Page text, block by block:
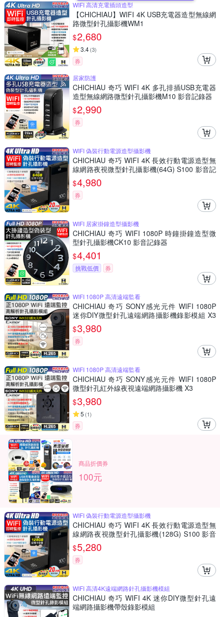
WIFI 高清充電插頭造型
【CHICHIAU】WIFI 4K USB充電器造型無線網
路微型針孔攝影機WM1
$2,680
3.4(3)
券
居家防護
CHICHIAU 奇巧 WIFI 4K 多孔排插USB充電器
造型無線網路微型針孔攝影機M10 影音記錄器
$2,990
券
WIFI 偽裝行動電源造型攝影機
CHICHIAU 奇巧 WIFI 4K 長效行動電源造型無
線網路夜視微型針孔攝影機(64G) S100 影音記
錄器
$4,980
券
WIFI 居家掛鐘造型攝影機
CHICHIAU 奇巧 WIFI 1080P 時鐘掛鐘造型微
型針孔攝影機CK10 影音記錄器
$4,401
挑戰低價 券
WIFI 1080P 高清遠端監看
CHICHIAU 奇巧 SONY感光元件 WIFI 1080P
迷你DIY微型針孔遠端網路攝影機錄影模組 X3
M
$3,980
券
WIFI 1080P 高清遠端監看
CHICHIAU 奇巧 SONY感光元件 WIFI 1080P
微型針孔紅外線夜視遠端網路攝影機 X3
$3,980
5 (1)
券
商品折價券
100元
WIFI 偽裝行動電源造型攝影機
CHICHIAU 奇巧 WIFI 4K 長效行動電源造型無
線網路夜視微型針孔攝影機(128G) S100 影音
記錄器
$5,280
券
WIFI 高清4K遠端網路針孔攝影機模組
CHICHIAU 奇巧 WIFI 4K 迷你DIY微型針孔遠
端網路攝影機帶殼錄影模組